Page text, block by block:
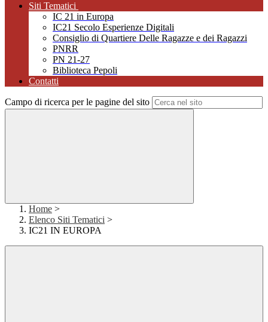
Siti Tematici
IC 21 in Europa
IC21 Secolo Esperienze Digitali
Consiglio di Quartiere Delle Ragazze e dei Ragazzi
PNRR
PN 21-27
Biblioteca Pepoli
Contatti
Campo di ricerca per le pagine del sito
Home >
Elenco Siti Tematici >
IC21 IN EUROPA